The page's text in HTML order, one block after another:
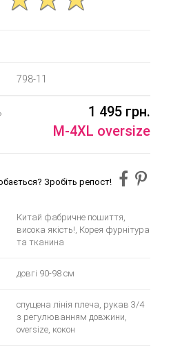
798-11
1 495 грн.
M-4XL oversize
Зробіть репост!
Китай фабричне пошиття,
висока якість!, Корея фурнітура
та тканина
довгі 90-98 см
спущена лінія плеча, рукав 3/4
з регулюванням довжини,
oversize, кокон